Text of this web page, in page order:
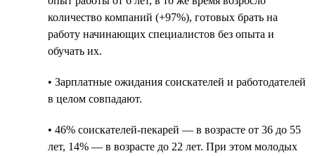
количество компаний (+97%), готовых брать на
работу начинающих специалистов без опыта и
обучать их.
• Зарплатные ожидания соискателей и работодателей
в целом совпадают.
• 46% соискателей-пекарей — в возрасте от 36 до 55
лет, 14% — в возрасте до 22 лет. При этом молодых